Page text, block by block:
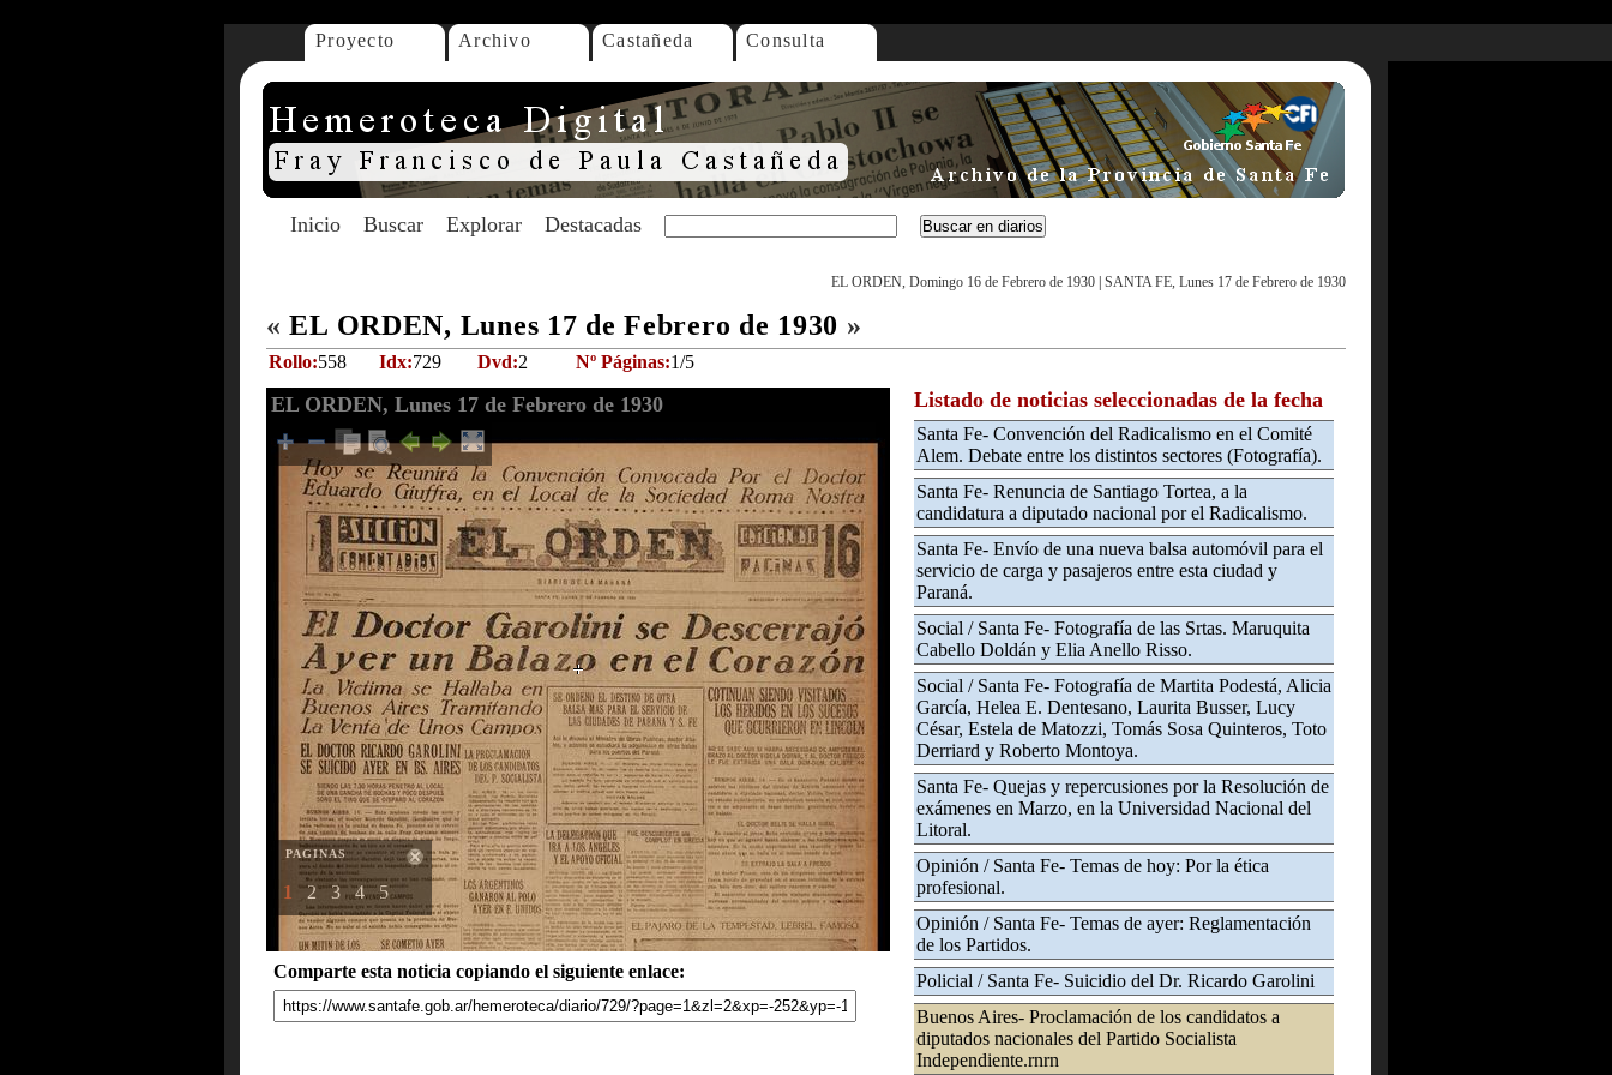
Proyecto Archivo Castañeda Consulta
Inicio Buscar Explorar Destacadas
EL ORDEN, Domingo 16 de Febrero de 1930 SANTA FE, Lunes 17 de Febrero de 1930
« EL ORDEN, Lunes 17 de Febrero de 1930 »
Rollo:558 Idx:729 Dvd:2 Nº Páginas:1/5
EL ORDEN, Lunes 17 de Febrero de 1930
PAGINAS
1 2 3 4 5
Comparte esta noticia copiando el siguiente enlace:
Listado de noticias seleccionadas de la fecha
Santa Fe- Convención del Radicalismo en el Comité
Alem. Debate entre los distintos sectores (Fotografía).
Santa Fe- Renuncia de Santiago Tortea, a la
candidatura a diputado nacional por el Radicalismo.
Santa Fe- Envío de una nueva balsa automóvil para el
servicio de carga y pasajeros entre esta ciudad y
Paraná.
Social / Santa Fe- Fotografía de las Srtas. Maruquita
Cabello Doldán y Elia Anello Risso.
Social / Santa Fe- Fotografía de Martita Podestá, Alicia
García, Helea E. Dentesano, Laurita Busser, Lucy
César, Estela de Matozzi, Tomás Sosa Quinteros, Toto
Derriard y Roberto Montoya.
Santa Fe- Quejas y repercusiones por la Resolución de
exámenes en Marzo, en la Universidad Nacional del
Litoral.
Opinión / Santa Fe- Temas de hoy: Por la ética
profesional.
Opinión / Santa Fe- Temas de ayer: Reglamentación
de los Partidos.
Policial / Santa Fe- Suicidio del Dr. Ricardo Garolini
Buenos Aires- Proclamación de los candidatos a
diputados nacionales del Partido Socialista
Independiente.rnrn